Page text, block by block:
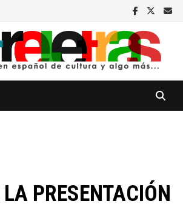
PRESENTACIÓN